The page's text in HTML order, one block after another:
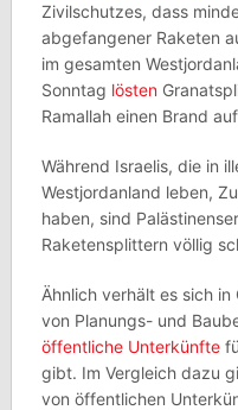
Zivilschutzes, dass
abgefangener Raketen
im gesamten
Sonntag lösten
Ramallah einen Brand
Während Israelis, die in
Westjordanland leben,
haben, sind
Raketensplittern völlig
Ähnlich verhält es sich
von Planungs- und
öffentliche Unterkünfte
gibt. Im Vergleich dazu
von öffentlichen